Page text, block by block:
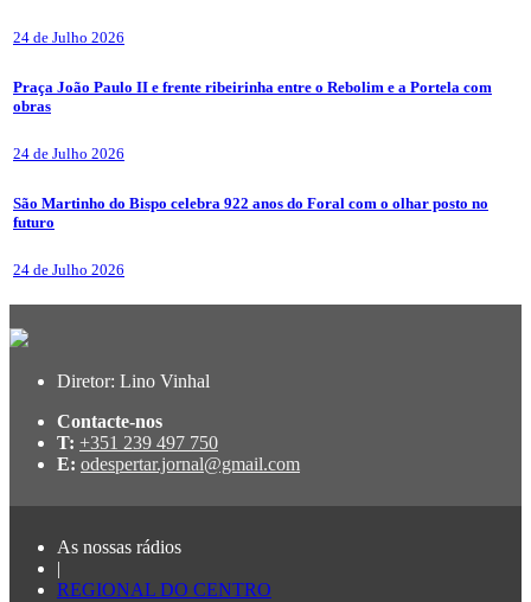
24 de Julho 2026
Praça João Paulo II e frente ribeirinha entre o Rebolim e a Portela com
obras
24 de Julho 2026
São Martinho do Bispo celebra 922 anos do Foral com o olhar posto no
futuro
24 de Julho 2026
Diretor: Lino Vinhal
Contacte-nos
T: +351 239 497 750
E: odespertar.jornal@gmail.com
As nossas rádios
|
REGIONAL DO CENTRO